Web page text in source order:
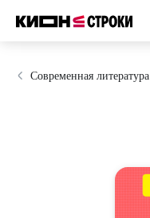
Современная литература